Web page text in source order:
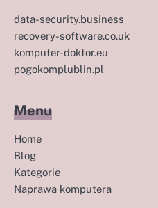
data-security.business
recovery-software.co.uk
komputer-doktor.eu
pogokomplublin.pl
Menu
Home
Blog
Kategorie
Naprawa komputera